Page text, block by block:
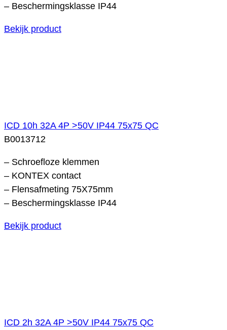
– Beschermingsklasse IP44
Bekijk product
ICD 10h 32A 4P >50V IP44 75x75 QC
B0013712
– Schroefloze klemmen
– KONTEX contact
– Flensafmeting 75X75mm
– Beschermingsklasse IP44
Bekijk product
ICD 2h 32A 4P >50V IP44 75x75 QC